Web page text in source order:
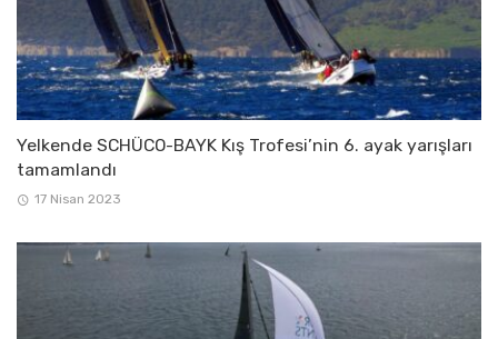
Yelkende SCHÜCO-BAYK Kış Trofesi’nin 6. ayak yarışları
tamamlandı
17 Nisan 2023